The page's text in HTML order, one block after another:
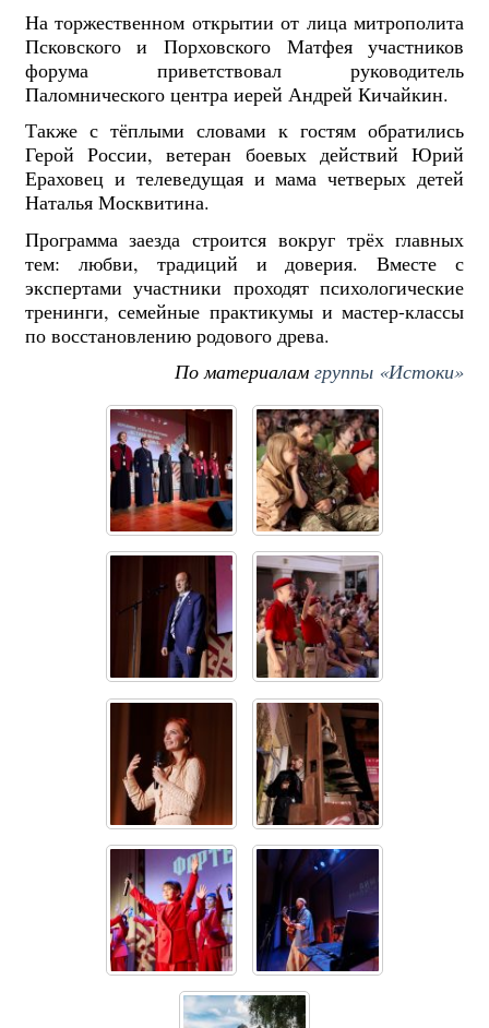
На торжественном открытии от лица митрополита
Псковского и Порховского Матфея участников
форума приветствовал руководитель
Паломнического центра иерей Андрей Кичайкин.
Также с тёплыми словами к гостям обратились
Герой России, ветеран боевых действий Юрий
Ераховец и телеведущая и мама четверых детей
Наталья Москвитина.
Программа заезда строится вокруг трёх главных
тем: любви, традиций и доверия. Вместе с
экспертами участники проходят психологические
тренинги, семейные практикумы и мастер-классы
по восстановлению родового древа.
По материаламгруппы «Истоки»